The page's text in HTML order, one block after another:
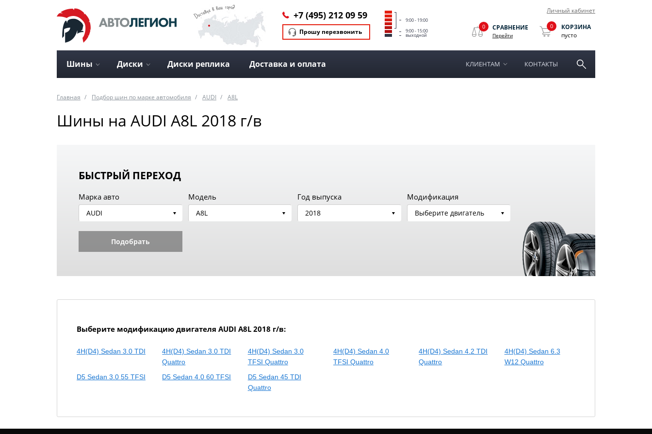
Личный кабинет
+7 (495) 212 09 59
Прошу перезвонить
9:00 - 19:00
9:00 - 15:00
выходной
0 СРАВНЕНИЕ
Перейти
0
КОРЗИНА
пусто
Шины Диски Диски реплика Доставка и оплата КЛИЕНТАМ КОНТАКТЫ
Главная Подбор шин по марке автомобиля AUDI A8L
Шины на AUDI A8L 2018 г/в
БЫСТРЫЙ ПЕРЕХОД
Марка авто
AUDI
Модель
A8L
Год выпуска
2018
Модификация
Выберите двигатель
Подобрать
Выберите модификацию двигателя AUDI A8L 2018 г/в:
4H(D4) Sedan 3.0 TDI
4H(D4) Sedan 3.0 TDI
Quattro
4H(D4) Sedan 3.0
TFSI Quattro
4H(D4) Sedan 4.0
TFSI Quattro
4H(D4) Sedan 4.2 TDI
Quattro
4H(D4) Sedan 6.3
W12 Quattro
D5 Sedan 3.0 55 TFSI
D5 Sedan 4.0 60 TFSI
D5 Sedan 45 TDI
Quattro